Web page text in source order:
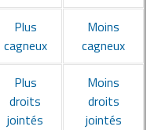
Plus
cagneux
Moins
cagneux
Plus
droits
jointés
Moins
droits
jointés